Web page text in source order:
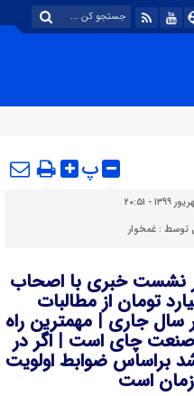
پ
توسط :غمخوار
نشست خبری با اصحاب
۳۲۲ میلیارد تومان از مطالبات
سال جاری | مهمترین راه
چای است | اگر در
براساس ضوابط اولویت
است